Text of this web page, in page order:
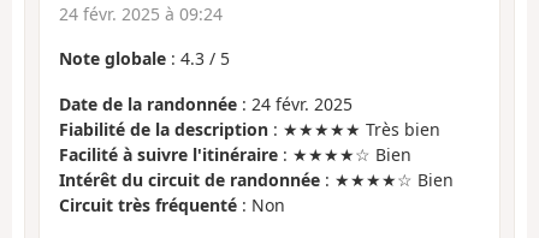
24 févr. 2025 à 09:24
Note globale : 4.3 / 5
Date de la randonnée : 24 févr. 2025
Fiabilité de la description : ★★★★★ Très bien
Facilité à suivre l'itinéraire : ★★★★☆ Bien
Intérêt du circuit de randonnée : ★★★★☆ Bien
Circuit très fréquenté : Non